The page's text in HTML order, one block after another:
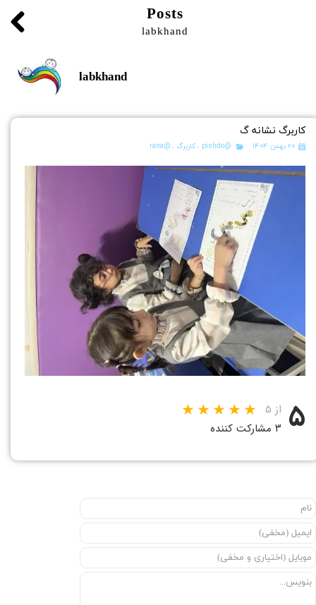
Posts
labkhand
labkhand
کاربرگ نشانه گ
۲۰ بهمن ۱۴۰۴ @pishdo ،کاربرگ ،@rana
۵ از ۵
★
۳ مشارکت کننده